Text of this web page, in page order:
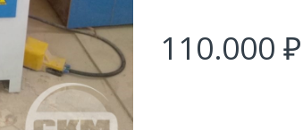
110.000 ₽